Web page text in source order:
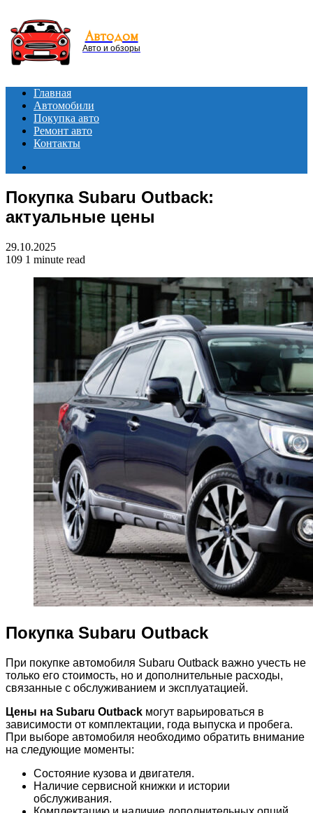
Автодом
Авто и обзоры
Главная
Автомобили
Покупка авто
Ремонт авто
Контакты
Покупка Subaru Outback:
актуальные цены
29.10.2025
109 1 minute read
Покупка Subaru Outback
При покупке автомобиля Subaru Outback важно учесть не
только его стоимость, но и дополнительные расходы,
связанные с обслуживанием и эксплуатацией.
Цены на Subaru Outback могут варьироваться в
зависимости от комплектации, года выпуска и пробега.
При выборе автомобиля необходимо обратить внимание
на следующие моменты:
Состояние кузова и двигателя.
Наличие сервисной книжки и истории
обслуживания.